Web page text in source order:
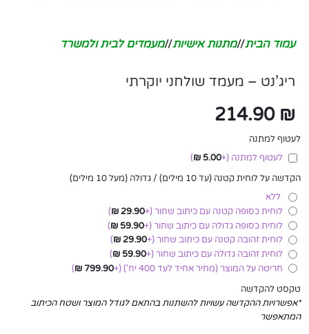
עמוד הבית/ מתנות אישיות/ מעמדים לבית ולמשרד
ריג’נט – מעמד שולחני יוקרתי
214.90 ₪
לעטוף למתנה
לעטוף למתנה (+
5.00
₪
)
הקדשה על לוחית קטנה (עד 10 מילים) / גדולה (מעל 10 מילים)
ללא
לוחית כסופה קטנה עם כיתוב שחור(+
29.90
₪
)
לוחית כסופה גדולה עם כיתוב שחור(+
59.90
₪
)
לוחית זהובה קטנה עם כיתוב שחור(+
29.90
₪
)
לוחית זהובה גדולה עם כיתוב שחור(+
59.90
₪
)
חריטה על המוצר (מחיר אחיד לעד 400 יח')
(+
799.90
₪
)
טקסט להקדשה
*אפשרויות ההקדשה עשויות להשתנות בהתאם לגודל המוצר ושטח הכיתוב
המתאפשר